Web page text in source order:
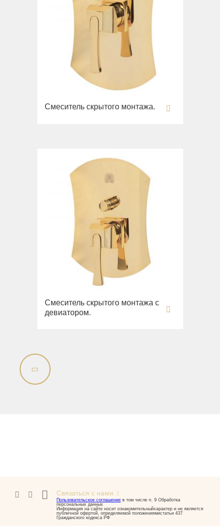
Смеситель скрытого монтажа.
Смеситель скрытого монтажа с
девиатором.
Связаться с нами
Пользовательское соглашение в том числе п. 9 Обработка
персональных данных
Информация на сайте носит ознакомительныйхарактер и не является
публичной офертой, определяемой положениямистатьи 437
Гражданского кодекса РФ